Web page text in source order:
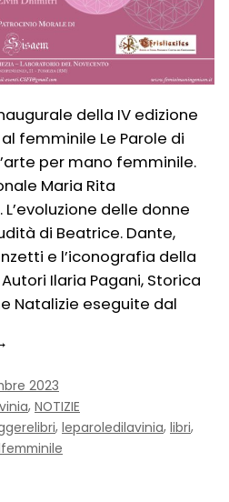
della IV edizione
femminile Le Parole di
per mano femminile.
Maria Rita
delle donne
di Beatrice. Dante,
e l’iconografia della
Ilaria Pagani, Storica
Natalizie eseguite dal
2023
, NOTIZIE
, leparoledilavinia, libri,